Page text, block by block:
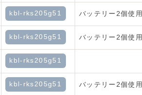
kbl-rks205g51 バッテリー2個使用
kbl-rks205g51 バッテリー2個使用
kbl-rks205g51
kbl-rks205g51 バッテリー2個使用